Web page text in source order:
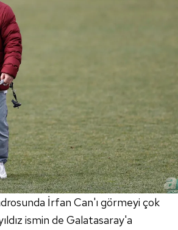
İrfan Can'ı görmeyi çok
ismin de Galatasaray'a